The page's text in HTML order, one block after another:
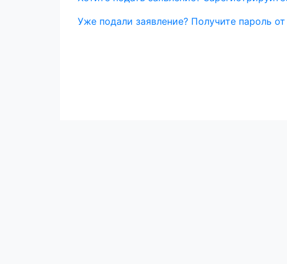
Уже подали заявление? Получите пароль